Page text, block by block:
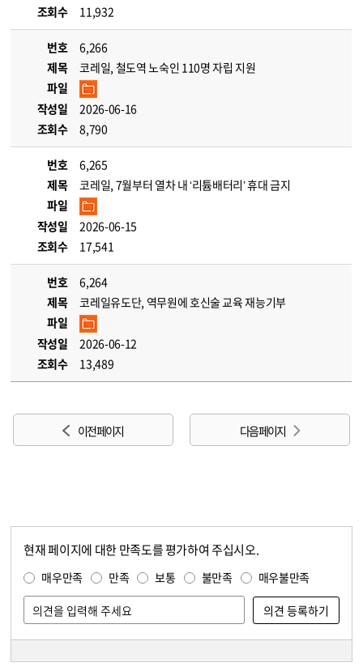
조회수
11,932
번호
6,266
제목
코레일, 철도역 노숙인 110명 자립 지원
파일
작성일
2026-06-16
조회수
8,790
번호
6,265
제목
코레일, 7월부터 열차 내 ‘리튬배터리’ 휴대 금지
파일
작성일
2026-06-15
조회수
17,541
번호
6,264
제목
코레일유도단, 역무원에 호신술 교육 재능기부
파일
작성일
2026-06-12
조회수
13,489
이전 페이지 다음 페이지
현재 페이지에 대한 만족도를 평가하여 주십시오.
매우만족 만족 보통 불만족 매우불만족